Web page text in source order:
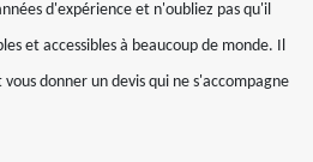
d'expérience et n'oubliez pas qu'il
et accessibles à beaucoup de monde. Il
donner un devis qui ne s'accompagne